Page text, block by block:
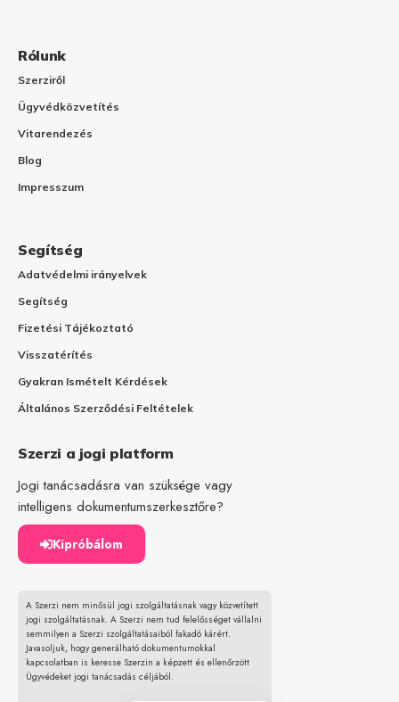
Rólunk
Szerziről
Ügyvédközvetítés
Vitarendezés
Blog
Impresszum
Segítség
Adatvédelmi irányelvek
Segítség
Fizetési Tájékoztató
Visszatérítés
Gyakran Ismételt Kérdések
Általános Szerződési Feltételek
Szerzi a jogi platform
Jogi tanácsadásra van szüksége vagy
intelligens dokumentumszerkesztőre?
Kipróbálom
A Szerzi nem minősül jogi szolgáltatásnak vagy közvetített
jogi szolgáltatásnak. A Szerzi nem tud felelősséget vállalni
semmilyen a Szerzi szolgáltatásaiból fakadó kárért.
Javasoljuk, hogy generálható dokumentumokkal
kapcsolatban is keresse Szerzin a képzett és ellenőrzött
Ügyvédeket jogi tanácsadás céljából.